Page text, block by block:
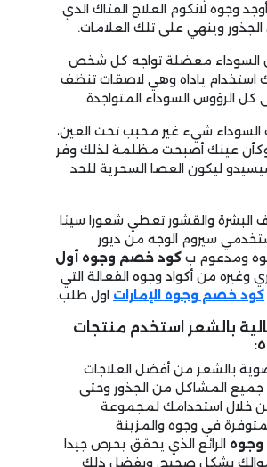
وجوه لانكوم العلاج الفتاك الذي
وينهي على تلك العلامات.
السوداء معضلة تواجه كل شخص
استخدام ياداه وهي لاصقات تنظف
الرؤوس السوداء المتواجدة.
السوداء شيء غير محبب تحت العين،
عينك أصبحت مظلمة لذلك وفر
ليكون العصا السحرية للحد
البشرة والقشور تعطي شعورا سيئا
سيروم الوجه من ديور
ومدعوم ب كود خصم وجوه أول
وغيره من أكواد وجوه الفعالة التي
كود خصم وجوه الإمارات اول طلب.
بالشعر استخدم منتجات
بالشعر من أفضل العلاجات
جميع المشاكل من الجذور وحتى
خلال استخدامك لمجموعة
في وجوه والمزينة
الرائع الذي يحقق يحرص جيدا
بشكل صحيح، وبفضل ذلك